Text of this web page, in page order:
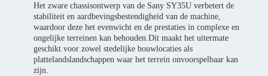
Het zware chassisontwerp van de Sany SY35U verbetert de
stabiliteit en aardbevingsbestendigheid van de machine,
waardoor deze het evenwicht en de prestaties in complexe en
ongelijke terreinen kan behouden.Dit maakt het uitermate
geschikt voor zowel stedelijke bouwlocaties als
plattelandslandschappen waar het terrein onvoorspelbaar kan
zijn.